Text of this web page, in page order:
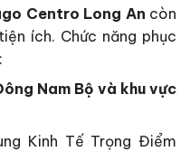
Centro Long An còn
ích. Chức năng phục
Nam Bộ và khu vực
Kinh Tế Trọng Điểm